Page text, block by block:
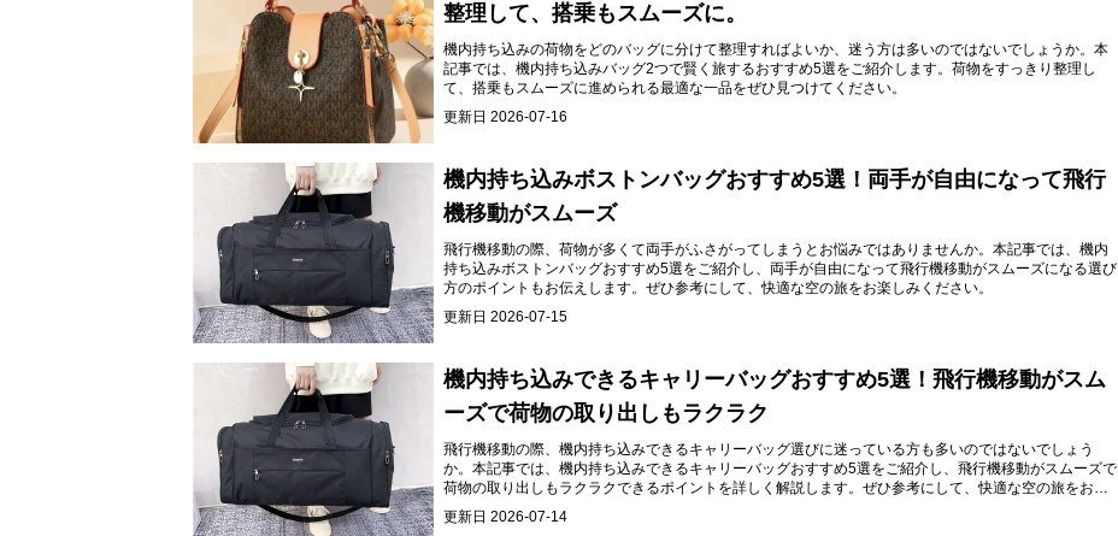
整理して、搭乗もスムーズに。
機内持ち込みの荷物をどのバッグに分けて整理すればよいか、迷う方は多いのではないでしょうか。本
記事では、機内持ち込みバッグ2つで賢く旅するおすすめ5選をご紹介します。荷物をすっきり整理し
て、搭乗もスムーズに進められる最適な一品をぜひ見つけてください。
更新日 2026-07-16
機内持ち込みボストンバッグおすすめ5選！両手が自由になって飛行
機移動がスムーズ
飛行機移動の際、荷物が多くて両手がふさがってしまうとお悩みではありませんか。本記事では、機内
持ち込みボストンバッグおすすめ5選をご紹介し、両手が自由になって飛行機移動がスムーズになる選び
方のポイントもお伝えします。ぜひ参考にして、快適な空の旅をお楽しみください。
更新日 2026-07-15
機内持ち込みできるキャリーバッグおすすめ5選！飛行機移動がスム
ーズで荷物の取り出しもラクラク
飛行機移動の際、機内持ち込みできるキャリーバッグ選びに迷っている方も多いのではないでしょう
か。本記事では、機内持ち込みできるキャリーバッグおすすめ5選をご紹介し、飛行機移動がスムーズで
荷物の取り出しもラクラクできるポイントを詳しく解説します。ぜひ参考にして、快適な空の旅をお楽
しみください。
更新日 2026-07-14